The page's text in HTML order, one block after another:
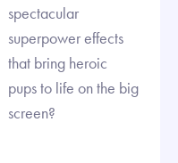
spectacular
superpower effects
that bring heroic
pups to life on the big
screen?